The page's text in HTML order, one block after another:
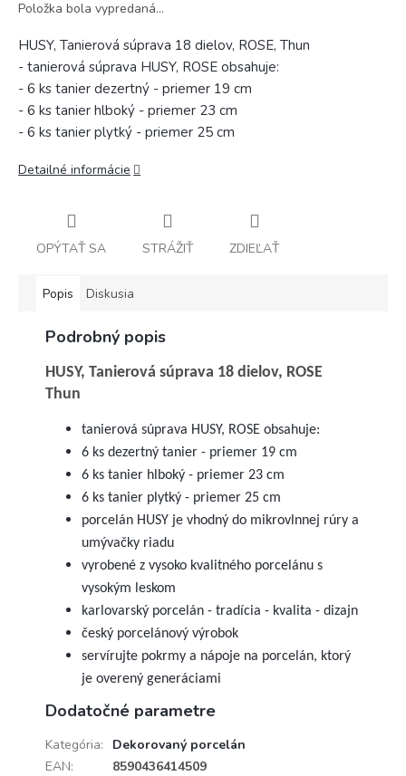
Položka bola vypredaná…
HUSY, Tanierová súprava 18 dielov, ROSE, Thun
- tanierová súprava HUSY, ROSE obsahuje:
- 6 ks tanier dezertný - priemer 19 cm
- 6 ks tanier hlboký - priemer 23 cm
- 6 ks tanier plytký - priemer 25 cm
Detailné informácie
OPÝTAŤ SA STRÁŽIŤ ZDIEĽAŤ
Popis Diskusia
Podrobný popis
HUSY, Tanierová súprava 18 dielov, ROSE
Thun
tanierová súprava HUSY, ROSE obsahuje:
6 ks dezertný tanier - priemer 19 cm
6 ks tanier hlboký - priemer 23 cm
6 ks tanier plytký - priemer 25 cm
porcelán HUSY je vhodný do mikrovlnnej rúry a
umývačky riadu
vyrobené z vysoko kvalitného porcelánu s
vysokým leskom
karlovarský porcelán - tradícia - kvalita - dizajn
český porcelánový výrobok
servírujte pokrmy a nápoje na porcelán, ktorý
je overený generáciami
Dodatočné parametre
Kategória:
Dekorovaný porcelán
EAN:
8590436414509